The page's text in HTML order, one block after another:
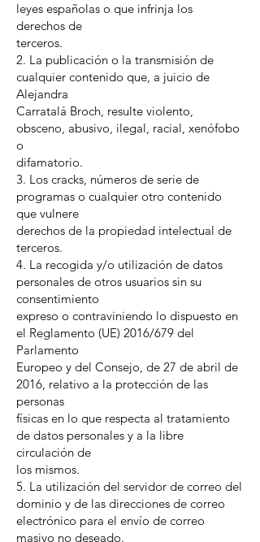
leyes españolas o que infrinja los
derechos de
terceros.
2. La publicación o la transmisión de
cualquier contenido que, a juicio de
Alejandra
Carratalá Broch, resulte violento,
obsceno, abusivo, ilegal, racial, xenófobo
o
difamatorio.
3. Los cracks, números de serie de
programas o cualquier otro contenido
que vulnere
derechos de la propiedad intelectual de
terceros.
4. La recogida y/o utilización de datos
personales de otros usuarios sin su
consentimiento
expreso o contraviniendo lo dispuesto en
el Reglamento (UE) 2016/679 del
Parlamento
Europeo y del Consejo, de 27 de abril de
2016, relativo a la protección de las
personas
físicas en lo que respecta al tratamiento
de datos personales y a la libre
circulación de
los mismos.
5. La utilización del servidor de correo del
dominio y de las direcciones de correo
electrónico para el envío de correo
masivo no deseado.